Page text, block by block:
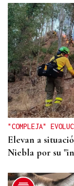
"COMPLEJA"
Elevan a
Niebla por su